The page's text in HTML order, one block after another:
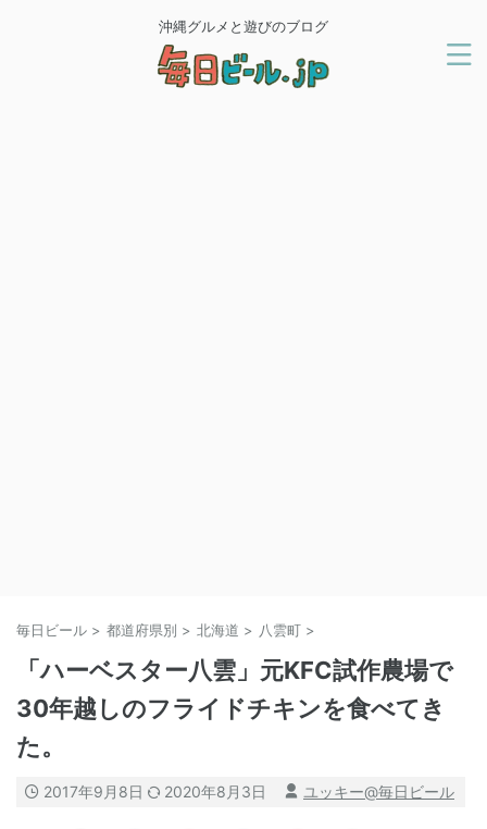
沖縄グルメと遊びのブログ
毎日ビール > 都道府県別 > 北海道 > 八雲町 >
「ハーベスター八雲」元KFC試作農場で
30年越しのフライドチキンを食べてき
た。
2017年9月8日 2020年8月3日 ユッキー@毎日ビール